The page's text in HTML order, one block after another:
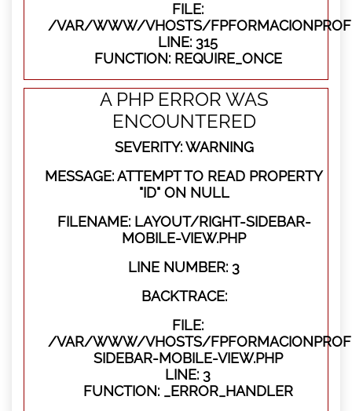
FILE:
/VAR/WWW/VHOSTS/
LINE: 315
FUNCTION: REQUIRE_ONCE
A PHP ERROR WAS
ENCOUNTERED
SEVERITY: WARNING
MESSAGE: ATTEMPT TO READ PROPERTY
"ID" ON NULL
FILENAME: LAYOUT/RIGHT-SIDEBAR-
MOBILE-VIEW.PHP
LINE NUMBER: 3
BACKTRACE:
FILE:
/VAR/WWW/VHOSTS/
SIDEBAR-MOBILE-VIEW.PHP
LINE: 3
FUNCTION: _ERROR_HANDLER